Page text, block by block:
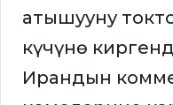
атышууну
күчүнө
Ирандын